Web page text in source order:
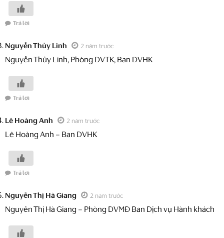
Trả lời
Nguyễn Thủy Linh 2 năm trước
Nguyễn Thủy Linh, Phòng DVTK, Ban DVHK
Trả lời
Lê Hoàng Anh 2 năm trước
Lê Hoàng Anh – Ban DVHK
Trả lời
Nguyễn Thị Hà Giang 2 năm trước
Nguyễn Thị Hà Giang – Phòng DVMĐ Ban Dịch vụ Hành khách